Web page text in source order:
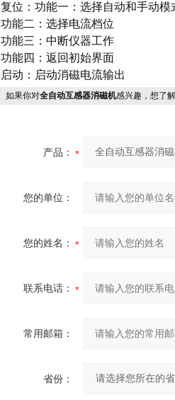
复位：功能一：选择自动和手动模
功能二：选择电流档位
功能三：中断仪器工作
功能四：返回初始界面
启动：启动消磁电流输出
如果你对全自动互感器消磁机感兴趣，想了
产品：
您的单位：
您的姓名：
联系电话：
常用邮箱：
省份：